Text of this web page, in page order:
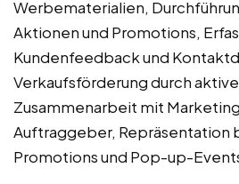
Werbematerialien,
Aktionen und Promotions,
Kundenfeedback und
Verkaufsförderung durch
Zusammenarbeit mit
Auftraggeber, Repräsentation
Promotions und Pop-up-